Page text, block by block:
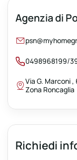
Agenzia di
0498968199/
Via G. Marconi
Zona Roncaglia
Richiedi